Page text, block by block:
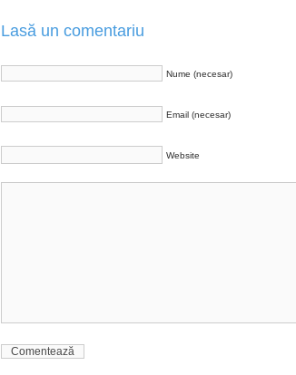
Lasă un comentariu
Nume (necesar)
Email (necesar)
Website